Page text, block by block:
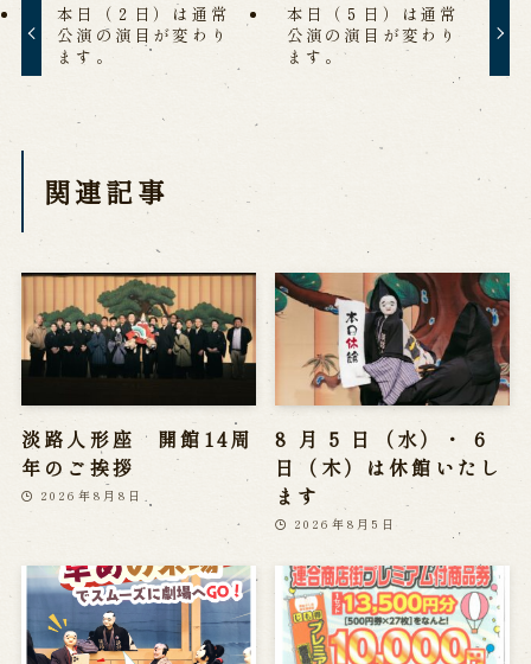
本日（２日）は通常
公演の演目が変わり
ます。
本日（５日）は通常
公演の演目が変わり
ます。
関連記事
淡路人形座 開館14周
年のご挨拶
2026年8月8日
8 月 5 日（水）・ 6
日（木）は休館いたし
ます
2026年8月5日